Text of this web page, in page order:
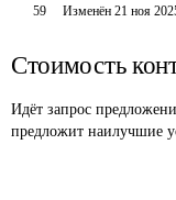
59 Изменён21 ноя
Стоимость
Идёт запрос
предложит наилучшие